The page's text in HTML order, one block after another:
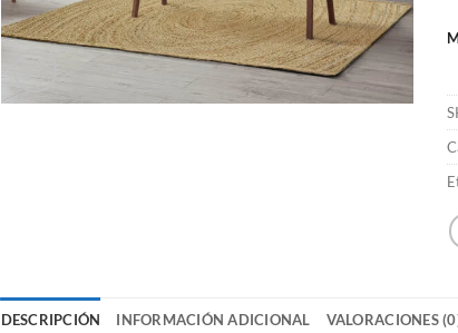
DESCRIPCIÓN INFORMACIÓN ADICIONAL VALORACIONES